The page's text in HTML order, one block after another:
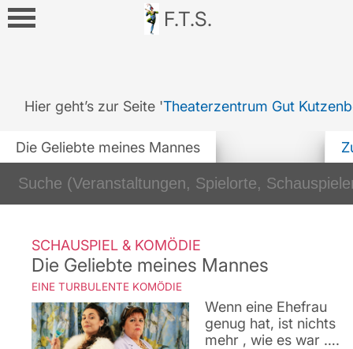
F.T.S.
Hier geht’s zur Seite 'Theaterzentrum Gut
Die Geliebte meines Mannes
SCHAUSPIEL & KOMÖDIE
Die Geliebte meines Mannes
EINE TURBULENTE KOMÖDIE
Wenn eine Ehefrau
genug hat, ist nichts
mehr , wie es war ….